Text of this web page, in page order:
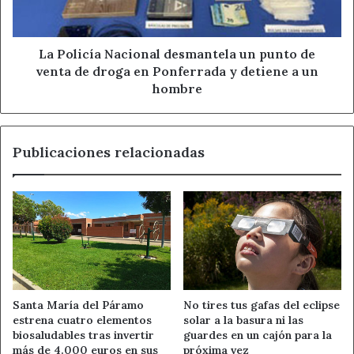
desbloquean la agenda.
Riesgo/precaución:puede fastidiarte el día una
respuesta impulsiva, una compra sin revisar o
aceptar un plan por compromiso.
mejor hechas: una llamada, una tarea cerrada y una
pausa real.
RANKING DEL DÍA
TOP 3 signos
Virgo — Trabajo/Dinero:destaca por su capacidad
para detectar fallos, ordenar papeles, revisar pagos y
cerrar tareas que otros han ido dejando para
después.
Géminis — Social/Comunicación:puede resolver
de
droga
detiene
un
La Policía Nacional desmantela un punto de
venta de droga en Ponferrada y detiene a un
hombre
Publicaciones relacionadas
Santa María del Páramo
estrena cuatro elementos
biosaludables tras invertir
más de 4.000 euros en sus
No tires tus gafas del eclipse
solar a la basura ni las
guardes en un cajón para la
próxima vez